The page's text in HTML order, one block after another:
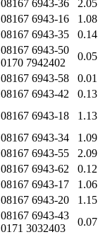
08167 6943-36 2.05
08167 6943-16 1.08
08167 6943-35 0.14
08167 6943-50
0170 7942402
0.05
08167 6943-58 0.01
08167 6943-42 0.13
08167 6943-18 1.13
08167 6943-34 1.09
08167 6943-55 2.09
08167 6943-62 0.12
08167 6943-17 1.06
08167 6943-20 1.15
08167 6943-43
0171 3032403
0.07